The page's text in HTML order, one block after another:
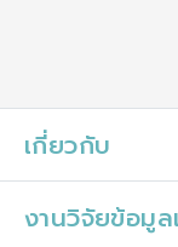
เกี่ยวกับ
งานวิจัยข้อมู